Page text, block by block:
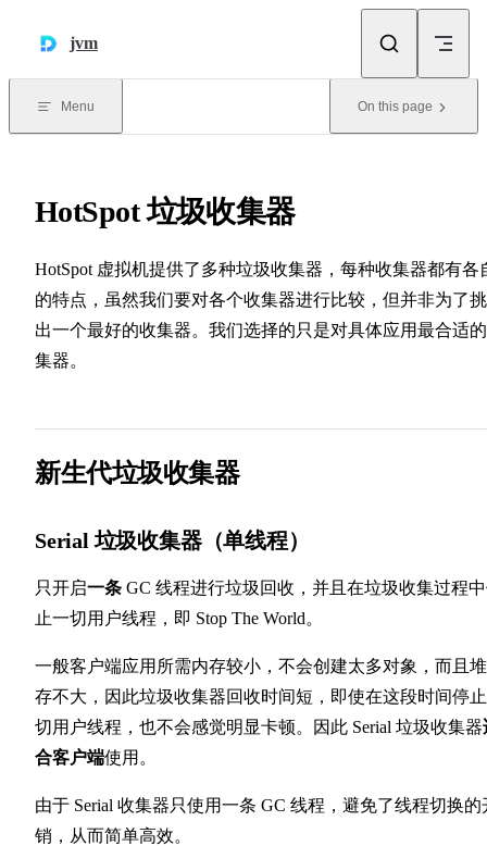
jvm
Menu On this page
HotSpot 垃圾收集器
HotSpot 虚拟机提供了多种垃圾收集器，每种收集器都有各
的特点，虽然我们要对各个收集器进行比较，但并非为了
出一个最好的收集器。我们选择的只是对具体应用最合适
集器。
新生代垃圾收集器
Serial 垃圾收集器（单线程）
只开启一条 GC 线程进行垃圾回收，并且在垃圾收集过程
止一切用户线程，即 Stop The World。
一般客户端应用所需内存较小，不会创建太多对象，而且
存不大，因此垃圾收集器回收时间短，即使在这段时间停
切用户线程，也不会感觉明显卡顿。因此 Serial 垃圾收集器
合客户端使用。
由于 Serial 收集器只使用一条 GC 线程，避免了线程切换的
销，从而简单高效。